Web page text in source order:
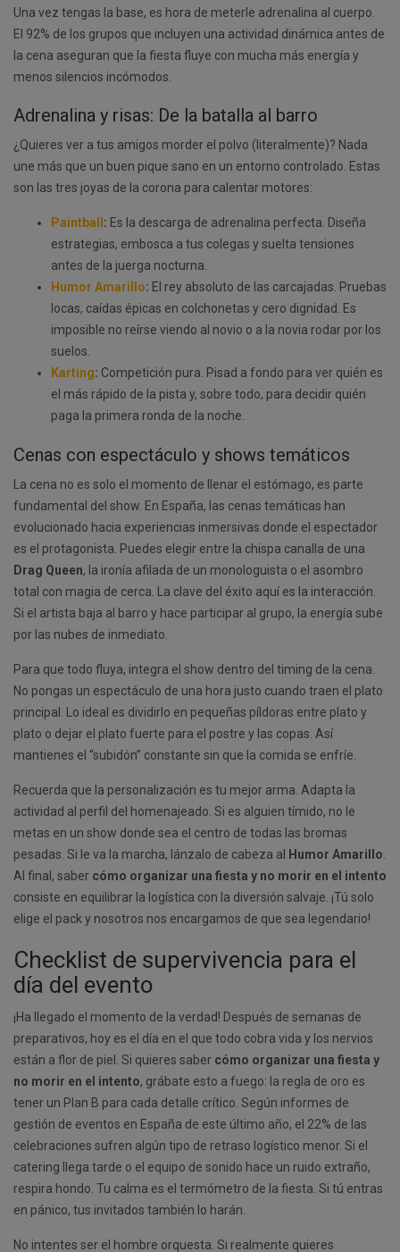
Una vez tengas la base, es hora de meterle adrenalina al cuerpo.
El 92% de los grupos que incluyen una actividad dinámica antes de
la cena aseguran que la fiesta fluye con mucha más energía y
menos silencios incómodos.
Adrenalina y risas: De la batalla al barro
¿Quieres ver a tus amigos morder el polvo (literalmente)? Nada
une más que un buen pique sano en un entorno controlado. Estas
son las tres joyas de la corona para calentar motores:
Paintball : Es la descarga de adrenalina perfecta. Diseña
estrategias, embosca a tus colegas y suelta tensiones
antes de la juerga nocturna.
Humor Amarillo: El rey absoluto de las carcajadas. Pruebas
locas, caídas épicas en colchonetas y cero dignidad. Es
imposible no reírse viendo al novio o a la novia rodar por los
suelos.
Karting: Competición pura. Pisad a fondo para ver quién es
el más rápido de la pista y, sobre todo, para decidir quién
paga la primera ronda de la noche.
Cenas con espectáculo y shows temáticos
La cena no es solo el momento de llenar el estómago, es parte
fundamental del show. En España, las cenas temáticas han
evolucionado hacia experiencias inmersivas donde el espectador
es el protagonista. Puedes elegir entre la chispa canalla de una
Drag Queen, la ironía afilada de un monologuista o el asombro
total con magia de cerca. La clave del éxito aquí es la interacción.
Si el artista baja al barro y hace participar al grupo, la energía sube
por las nubes de inmediato.
Para que todo fluya, integra el show dentro del timing de la cena.
No pongas un espectáculo de una hora justo cuando traen el plato
principal. Lo ideal es dividirlo en pequeñas píldoras entre plato y
plato o dejar el plato fuerte para el postre y las copas. Así
mantienes el “subidón” constante sin que la comida se enfríe.
Recuerda que la personalización es tu mejor arma. Adapta la
actividad al perfil del homenajeado. Si es alguien tímido, no le
metas en un show donde sea el centro de todas las bromas
pesadas. Si le va la marcha, lánzalo de cabeza al
Humor Amarillo
Al final, saber cómo organizar una fiesta y no morir en el intento
consiste en equilibrar la logística con la diversión salvaje. ¡Tú solo
elige el pack y nosotros nos encargamos de que sea legendario!
Checklist de supervivencia para el
día del evento
¡Ha llegado el momento de la verdad! Después de semanas de
preparativos, hoy es el día en el que todo cobra vida y los nervios
están a flor de piel. Si quieres saber cómo organizar una fiesta y
no morir en el intento, grábate esto a fuego: la regla de oro es
tener un Plan B para cada detalle crítico. Según informes de
gestión de eventos en España de este último año, el 22% de las
celebraciones sufren algún tipo de retraso logístico menor. Si el
catering llega tarde o el equipo de sonido hace un ruido extraño,
respira hondo. Tu calma es el termómetro de la fiesta. Si tú entras
en pánico, tus invitados también lo harán.
No intentes ser el hombre orquesta. Si realmente quieres